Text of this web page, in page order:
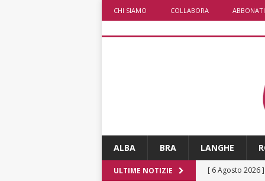
CHI SIAMO COLLABORA ABBONATI
ALBA BRA LANGHE
ULTIME NOTIZIE [ 6 Agosto 2026 ]